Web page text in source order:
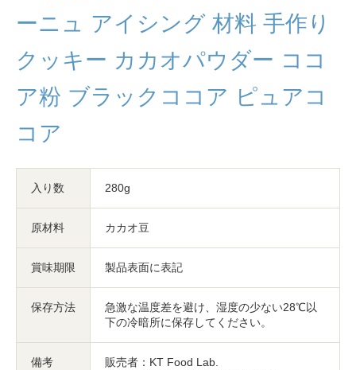
ーニュ アイシング 材料 手作り
クッキー カカオパウダー ココ
ア粉 ブラックココア ピュアコ
コア
入り数 280g
原材料 カカオ豆
賞味期限 製品表面に表記
保存方法
急激な温度差を避け、湿度の少ない28℃以
下の冷暗所に保存してください。
備考
販売者：KT Food Lab.